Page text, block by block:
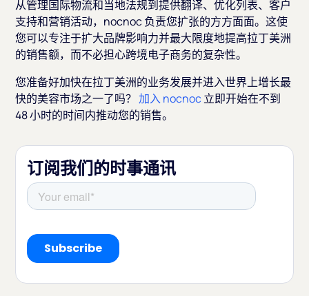
从管理国际物流和当地法规到提供翻译、优化列表、客户
支持和营销活动，nocnoc 负责您扩张的方方面面。这使
您可以专注于扩大品牌影响力并最大限度地提高拉丁美洲
的销售额，而不必担心跨境电子商务的复杂性。
您准备好加快在拉丁美洲的业务发展并进入世界上增长最
快的美容市场之一了吗？加入 nocnoc立即开始在不到
48 小时的时间内推动您的销售。
订阅我们的时事通讯